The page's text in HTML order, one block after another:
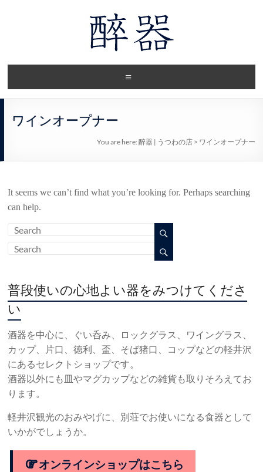
ワインオープナー
You are here: 醉器 | うつわの店> ワインオープナー
It seems we can’t find what you’re looking for. Perhaps searching
can help.
普段使いの心地よい器をみつけてくださ
い
酒器を中心に、ぐい呑み、ロックグラス、ワイングラス、
カップ、片口、徳利、盃、そば猪口、コップなどの軽井沢
にあるセレクトショップです。
酒器以外にも皿やマグカップなどの雑貨も取りそろえてお
ります。
軽井沢観光のおみやげに、別荘でお使いになる食器として
いかがでしょうか。
オンラインショップはこちら